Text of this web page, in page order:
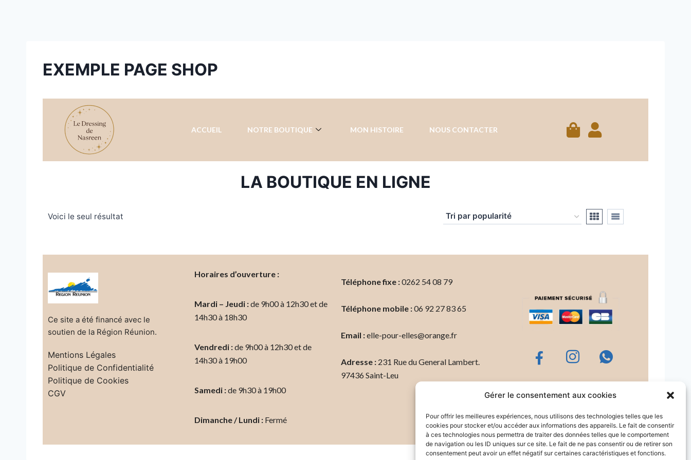
Gérer le consentement aux cookies
Pour offrir les meilleures expériences, nous utilisons des technologies telles que les
cookies pour stocker et/ou accéder aux informations des appareils. Le fait de consentir
à ces technologies nous permettra de traiter des données telles que le comportement
de navigation ou les ID uniques sur ce site. Le fait de ne pas consentir ou de retirer son
consentement peut avoir un effet négatif sur certaines caractéristiques et fonctions.
EXEMPLE PAGE SHOP
ACCUEIL NOTRE BOUTIQUE MON HISTOIRE NOUS CONTACTER
LA BOUTIQUE EN LIGNE
Voici le seul résultat
Ce site a été financé avec le
soutien de la Région Réunion.
Mentions Légales
Politique de Confidentialité
Politique de Cookies
CGV
Horaires d’ouverture :
Mardi – Jeudi :de 9h00 à 12h30 et de
14h30 à 18h30
Vendredi :de 9h00 à 12h30 et de
14h30 à 19h00
Samedi :de 9h30 à 19h00
Dimanche / Lundi : Fermé
Téléphone fixe :0262 54 08 79
Téléphone mobile :06 92 27 83 65
Email :elle-pour-elles@orange.fr
Adresse : 231 Rue du General Lambert.
97436 Saint-Leu
WordPress theme by